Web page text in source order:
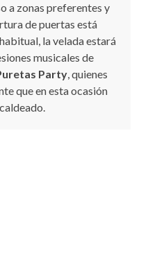
a zonas preferentes y
de puertas está
la velada estará
musicales de
Party, quienes
que en esta ocasión